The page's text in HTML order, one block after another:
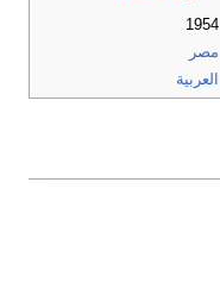
1954
مصر
العربية